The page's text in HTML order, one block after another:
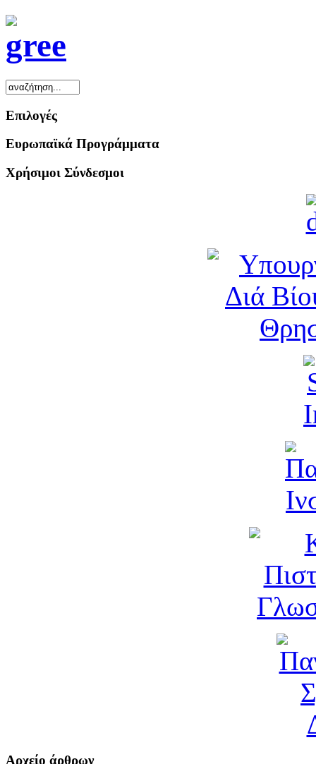
Επιλογές
Ευρωπαϊκά Προγράμματα
Χρήσιμοι Σύνδεσμοι
Αρχείο άρθρων